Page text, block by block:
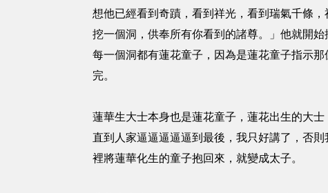
想他已經看到奇蹟，看到祥光，看到瑞氣千條
挖一個洞，供奉所有你看到的諸尊。」他就開
每一個洞都有蓮花童子，因為是蓮花童子指示
完。
蓮華生大士本身也是蓮花童子，蓮花出生的大
直到人家逼逼逼逼逼到最後，我只好講了，否
裡將蓮華化生的童子抱回來，就變成太子。